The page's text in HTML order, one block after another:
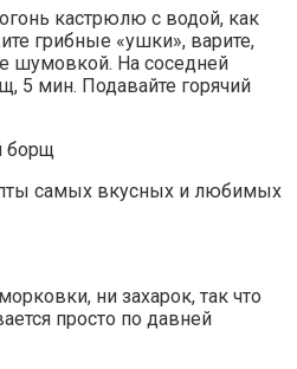
кастрюлю с водой, как
грибные «ушки», варите,
шумовкой. На соседней
5 мин. Подавайте горячий
борщ
ни захарок, так что
просто по давней